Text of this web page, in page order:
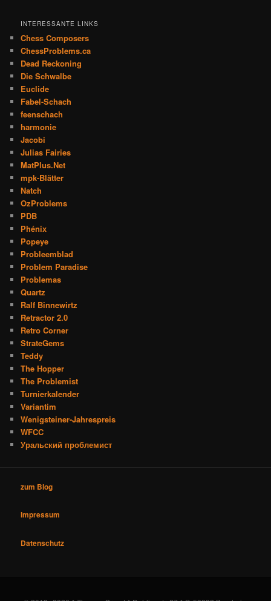
INTERESSANTE LINKS
Chess Composers
ChessProblems.ca
Dead Reckoning
Die Schwalbe
Euclide
Fabel-Schach
feenschach
harmonie
Jacobi
Julias Fairies
MatPlus.Net
mpk-Blätter
Natch
OzProblems
PDB
Phénix
Popeye
Probleemblad
Problem Paradise
Problemas
Quartz
Ralf Binnewirtz
Retractor 2.0
Retro Corner
StrateGems
Teddy
The Hopper
The Problemist
Turnierkalender
Variantim
Wenigsteiner-Jahrespreis
WFCC
Уральский проблемист
zum Blog
Impressum
Datenschutz